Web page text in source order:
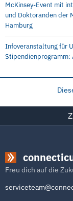
McKinsey-Event mit
und Doktoranden der
Hamburg
Infoveranstaltung für
Freu dich auf die